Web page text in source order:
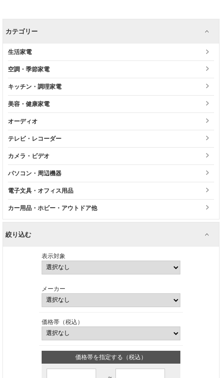
カテゴリー
生活家電
空調・季節家電
キッチン・調理家電
美容・健康家電
オーディオ
テレビ・レコーダー
カメラ・ビデオ
パソコン・周辺機器
電子文具・オフィス用品
カー用品・ホビー・アウトドア他
絞り込む
表示対象
メーカー
価格帯（税込）
価格帯を指定する（税込）